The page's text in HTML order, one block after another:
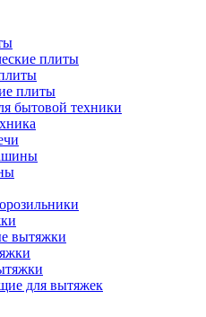
плиты
плиты
бытовой техники
вытяжки
для вытяжек